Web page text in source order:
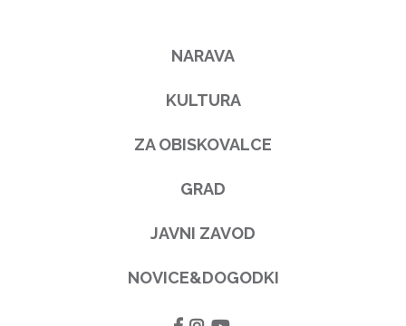
NARAVA
KULTURA
ZA OBISKOVALCE
GRAD
JAVNI ZAVOD
NOVICE&DOGODKI